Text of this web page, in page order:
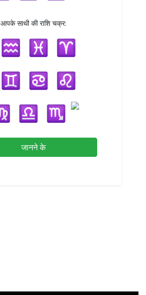
आपके साथी की राशि चक्र:
जानने के